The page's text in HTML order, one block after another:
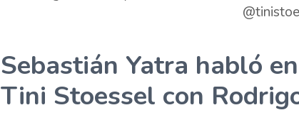
Sebastián Yatra habló
Tini Stoessel con